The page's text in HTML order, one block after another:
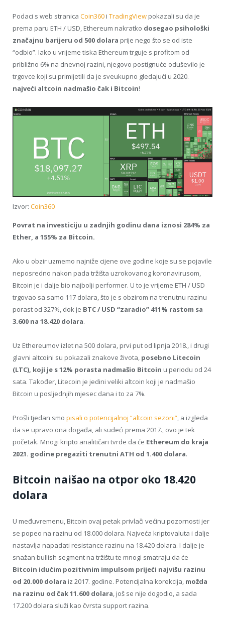
Podaci s web stranica Coin360 i TradingView pokazali su da je
prema paru ETH / USD, Ethereum nakratko dosegao psihološki
značajnu barijeru od 500 dolara prije nego što se od iste
“odbio”. Iako u vrijeme tiska Ethereum trguje s profitom od
približno 6% na dnevnoj razini, njegovo postignuće oduševilo je
trgovce koji su primijetili da je sveukupno gledajući u 2020.
najveći altcoin nadmašio čak i Bitcoin!
Izvor: Coin360
Povrat na investiciju u zadnjih godinu dana iznosi 284% za
Ether, a 155% za Bitcoin.
Ako u obzir uzmemo najniže cijene ove godine koje su se pojavile
neposredno nakon pada tržišta uzrokovanog koronavirusom,
Bitcoin je i dalje bio najbolji performer. U to je vrijeme ETH / USD
trgovao sa samo 117 dolara, što je s obzirom na trenutnu razinu
porast od 327%, dok je BTC / USD “zaradio” 411% rastom sa
3.600 na 18.420 dolara.
Uz Ethereumov izlet na 500 dolara, prvi put od lipnja 2018., i drugi
glavni altcoini su pokazali znakove života, posebno Litecoin
(LTC), koji je s 12% porasta nadmašio Bitcoin u periodu od 24
sata. Također, Litecoin je jedini veliki altcoin koji je nadmašio
Bitcoin u posljednjih mjesec dana i to za 7%.
Prošli tjedan smo pisali o potencijalnoj “altcoin sezoni”, a izgleda
da se upravo ona događa, ali sudeći prema 2017., ovo je tek
početak. Mnogi kripto analitičari tvrde da će Ethereum do kraja
2021. godine pregaziti trenutni ATH od 1.400 dolara.
Bitcoin naišao na otpor oko 18.420
dolara
U međuvremenu, Bitcoin ovaj petak privlači većinu pozornosti jer
se popeo na razinu od 18.000 dolara. Najveća kriptovaluta i dalje
nastavlja napadati resistance razinu na 18.420 dolara. I dalje je
snažan bullish segment na tržištu te mnogi smatraju da će
Bitcoin idućim pozitivnim impulsom prijeći najvišu razinu
od 20.000 dolara iz 2017. godine. Potencijalna korekcija, možda
na razinu od čak 11.600 dolara, još se nije dogodio, a sada
17.200 dolara služi kao čvrsta support razina.